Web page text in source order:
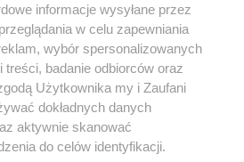
Instagram Youtube
informacje wysyłane przez
w celu zapewniania
wybór spersonalizowanych
badanie odbiorców oraz
Użytkownika my i Zaufani
dokładnych danych
aktywnie skanować
do celów identyfikacji.